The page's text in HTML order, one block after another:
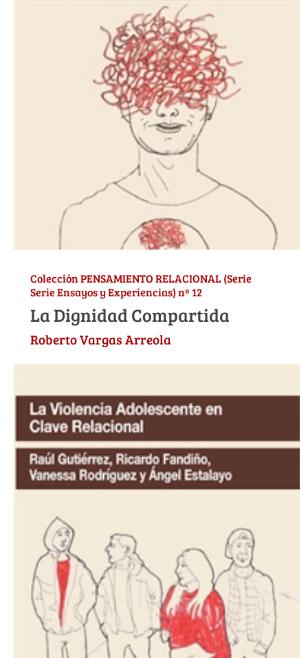
Colección PENSAMIENTO RELACIONAL (Serie
Serie Ensayos y Experiencias) nº 12
La Dignidad Compartida
Roberto Vargas Arreola